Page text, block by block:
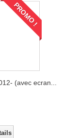
PROMO !
(avec ecran...